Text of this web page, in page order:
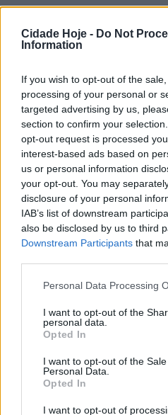
Cidade Hoje - Do Not
Information
If you wish to opt-out of the
processing of your personal or
targeted advertising by us,
section to confirm your
opt-out request is processed
interest-based ads based on
us or personal information
your opt-out. You may
disclosure of your personal
IAB’s list of downstream
also be disclosed by us to third
Downstream Participants that
Personal Data Processing
I want to opt-out of the
personal data.
Opted In
I want to opt-out of the
Personal Data.
Opted In
I want to opt-out of
A equipa da Associação de
Campeonato Sénior
divisão. Na prova realizada
Pavilhão Municipal da
destaque vai para Emília
e, deste modo, reservou um
nacional, a realizar em
boccia
emília pinto
famalicão
Notícias Populares